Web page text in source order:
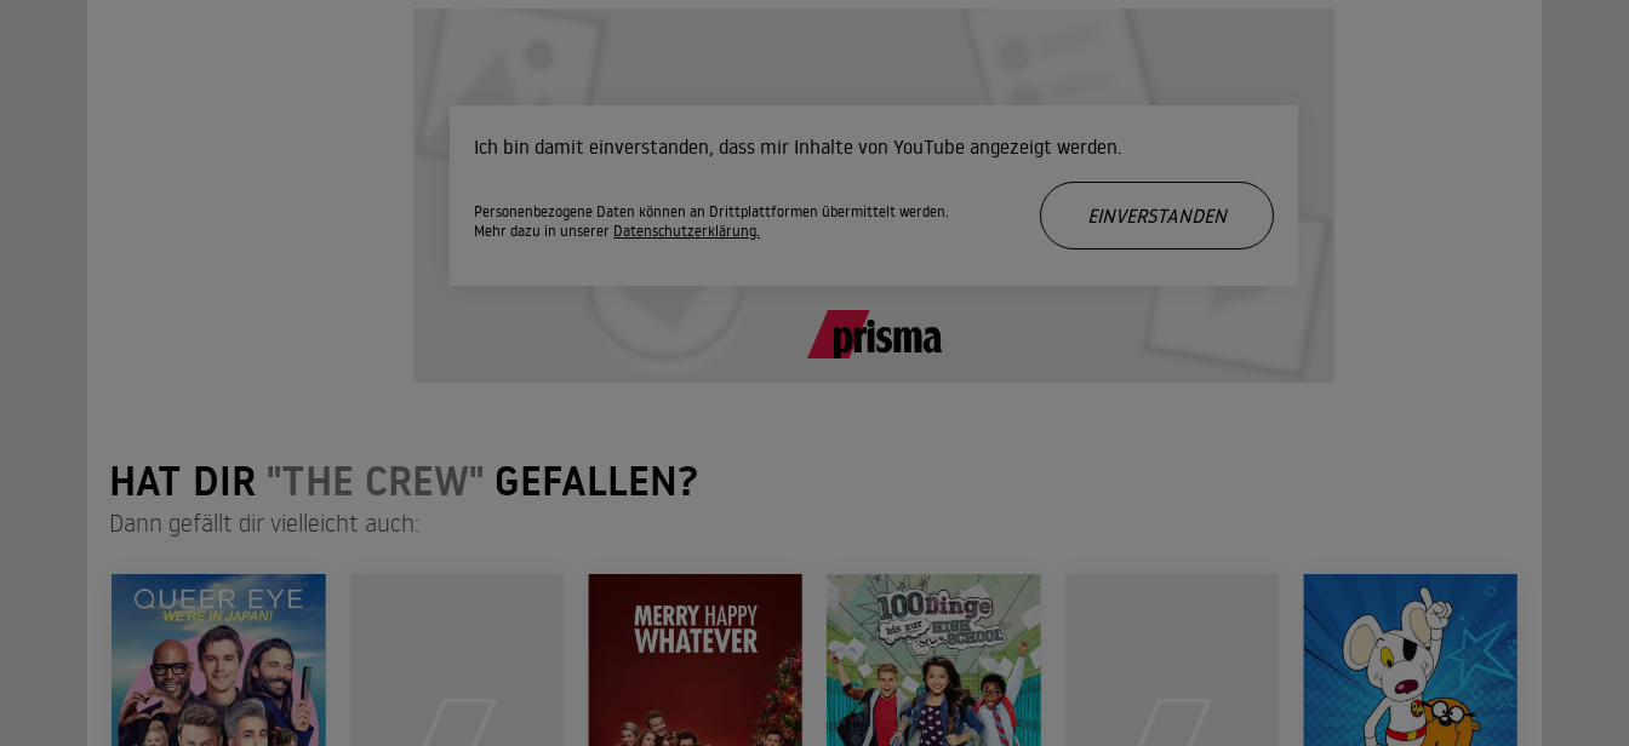
Ich bin damit einverstanden, dass mir Inhalte von YouTube angezeigt werden.
Personenbezogene Daten können an Drittplattformen übermittelt werden.
Mehr dazu in unserer Datenschutzerklärung.
EINVERSTANDEN
HAT DIR "THE CREW" GEFALLEN?
Dann gefällt dir vielleicht auch: